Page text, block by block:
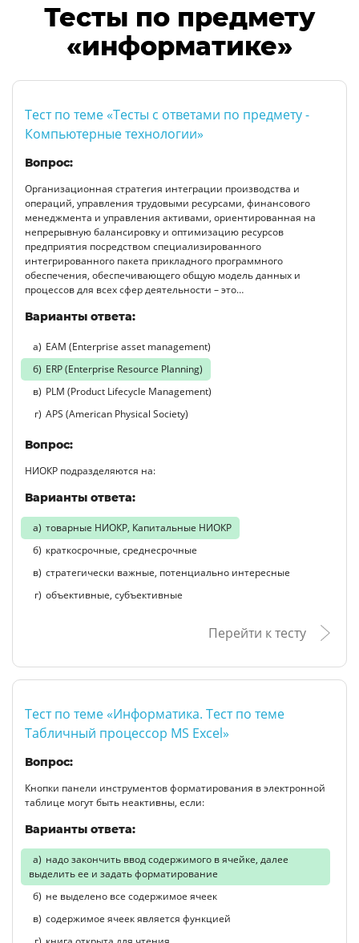
Тесты по предмету
«информатике»
Тест по теме «Тесты с ответами по предмету -
Компьютерные технологии»
Вопрос:
Организационная стратегия интеграции производства и
операций, управления трудовыми ресурсами, финансового
менеджмента и управления активами, ориентированная на
непрерывную балансировку и оптимизацию ресурсов
предприятия посредством специализированного
интегрированного пакета прикладного программного
обеспечения, обеспечивающего общую модель данных и
процессов для всех сфер деятельности – это…
Варианты ответа:
ЕАМ (Enterprise asset management)
ERP (Enterprise Resource Planning)
PLM (Product Lifecycle Management)
APS (American Physical Society)
Вопрос:
НИОКР подразделяются на:
Варианты ответа:
товарные НИОКР, Капитальные НИОКР
краткосрочные, среднесрочные
стратегически важные, потенциально интересные
объективные, субъективные
Перейти к тесту
Тест по теме «Информатика. Тест по теме
Табличный процессор MS Excel»
Вопрос:
Кнопки панели инструментов форматирования в электронной
таблице могут быть неактивны, если:
Варианты ответа:
надо закончить ввод содержимого в ячейке, далее
выделить ее и задать форматирование
не выделено все содержимое ячеек
содержимое ячеек является функцией